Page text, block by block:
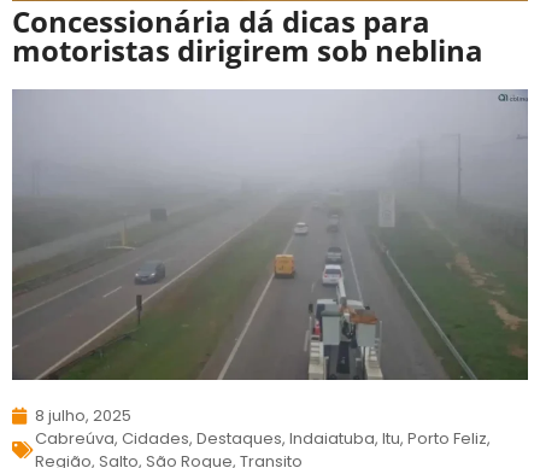
Concessionária dá dicas para
motoristas dirigirem sob neblina
8 julho, 2025
Cabreúva, Cidades, Destaques, Indaiatuba, Itu, Porto Feliz,
Região, Salto, São Roque, Transito